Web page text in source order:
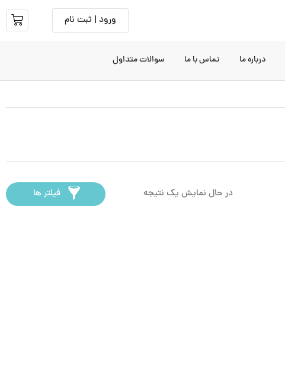
ورود | ثبت نام
درباره ما تماس با ما سوالات متداول
در حال نمایش یک نتیجه فیلتر ها